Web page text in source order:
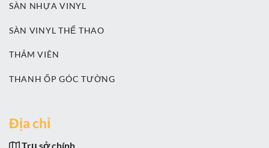
SÀN NHỰA VINYL
SÀN VINYL THỂ THAO
THẢM VIÊN
THANH ỐP GÓC TƯỜNG
Địa chỉ
Trụ sở chính